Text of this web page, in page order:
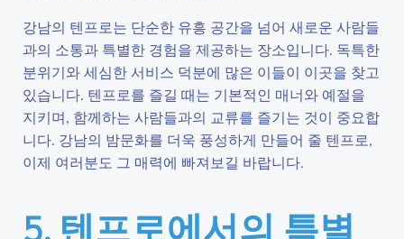
강남의 텐프로는 단순한 유흥 공간을 넘어 새로운 사람들
과의 소통과 특별한 경험을 제공하는 장소입니다. 독특한
분위기와 세심한 서비스 덕분에 많은 이들이 이곳을 찾고
있습니다. 텐프로를 즐길 때는 기본적인 매너와 예절을
지키며, 함께하는 사람들과의 교류를 즐기는 것이 중요합
니다. 강남의 밤문화를 더욱 풍성하게 만들어 줄 텐프로,
이제 여러분도 그 매력에 빠져보길 바랍니다.
5. 텐프로에서의 특별